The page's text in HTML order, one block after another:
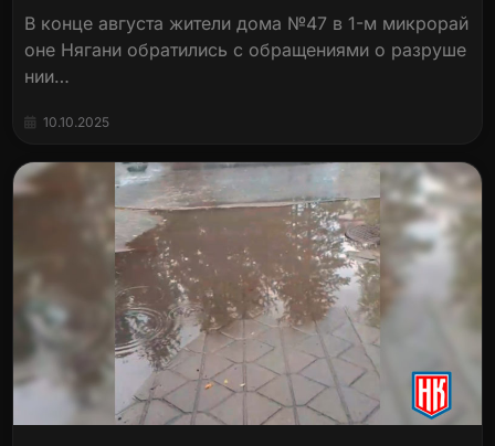
В конце августа жители дома №47 в 1-м микрорай
оне Нягани обратились с обращениями о разруше
нии…
10.10.2025